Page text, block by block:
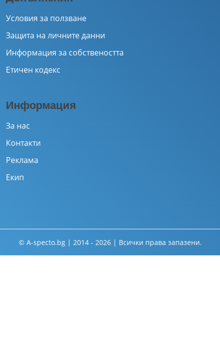
Условия за ползване
Защита на личните данни
Информация за собствеността
Етичен кодекс
Информация
За нас
Контакти
Реклама
Екип
© A-specto.bg | 2014 - 2026 | Всички права запазени.